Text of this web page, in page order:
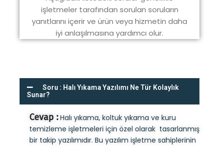
işletmeler tarafından sorulan soruların
yanıtlarını içerir ve ürün veya hizmetin daha
iyi anlaşılmasına yardımcı olur.
Soru : Halı Yıkama Yazılımı Ne Tür Kolaylık
Sunar?
Cevap :Halı yıkama, koltuk yıkama ve kuru
temizleme işletmeleri için özel olarak tasarlanmış
bir takip yazılımıdır. Bu yazılım işletme sahiplerinin